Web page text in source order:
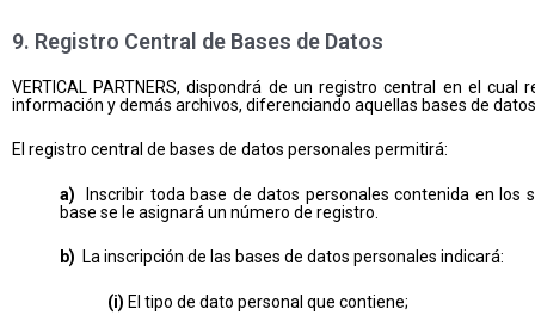
9. Registro Central de Bases de Datos
VERTICAL PARTNERS, dispondrá de un registro central en el
información y demás archivos, diferenciando aquellas bases de
El registro central de bases de datos personales permitirá:
a)
Inscribir toda base de datos personales contenida en los
base se le asignará un número de registro.
b) La inscripción de las bases de datos personales indicará:
(i) El tipo de dato personal que contiene;